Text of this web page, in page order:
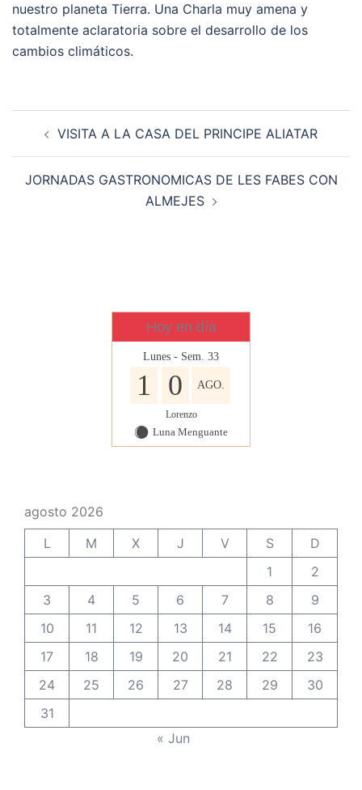
nuestro planeta Tierra. Una Charla muy amena y
totalmente aclaratoria sobre el desarrollo de los
cambios climáticos.
VISITA A LA CASA DEL PRINCIPE ALIATAR
JORNADAS GASTRONOMICAS DE LES FABES CON
ALMEJES
Hoy en día
Lunes - Sem. 33
1 0 AGO.
Lorenzo
Y Luna Menguante
agosto 2026
L
M X J V S
D
1
2
3
4 5 6 7 8
9
10
11 12 13 14 15
16
17
18 19 20 21 22
23
24
25 26 27 28 29
30
31
« Jun